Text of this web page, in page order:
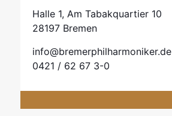
Halle 1, Am Tabakquartier 10
28197 Bremen
info@bremerphilharmoniker.de
0421 / 62 67 3-0